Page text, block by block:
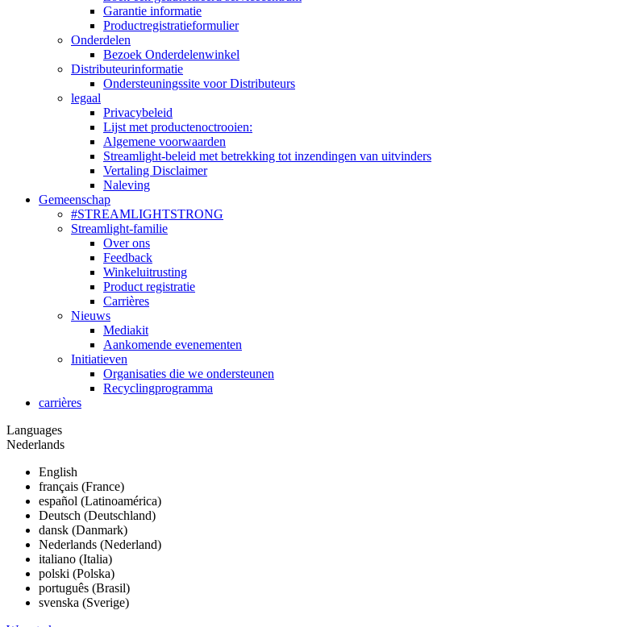
Garantie informatie
Productregistratieformulier
Onderdelen
Bezoek Onderdelenwinkel
Distributeurinformatie
Ondersteuningssite voor Distributeurs
legaal
Privacybeleid
Lijst met productenoctrooien:
Algemene voorwaarden
Streamlight-beleid met betrekking tot inzendingen van uitvinders
Vertaling Disclaimer
Naleving
Gemeenschap
#STREAMLIGHTSTRONG
Streamlight-familie
Over ons
Feedback
Winkeluitrusting
Product registratie
Carrières
Nieuws
Mediakit
Aankomende evenementen
Initiatieven
Organisaties die we ondersteunen
Recyclingprogramma
carrières
Languages
Nederlands
English
français (France)
español (Latinoamérica)
Deutsch (Deutschland)
dansk (Danmark)
Nederlands (Nederland)
italiano (Italia)
polski (Polska)
português (Brasil)
svenska (Sverige)